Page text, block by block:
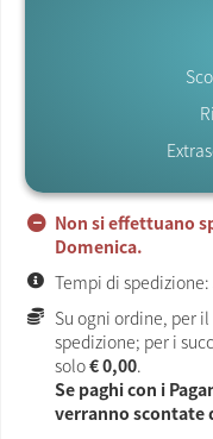
Non si effettuano
Domenica.
Tempi di spedizione:
Su ogni ordine, per
spedizione; per i
solo€ 0,00.
Se paghi con i
verranno scontate